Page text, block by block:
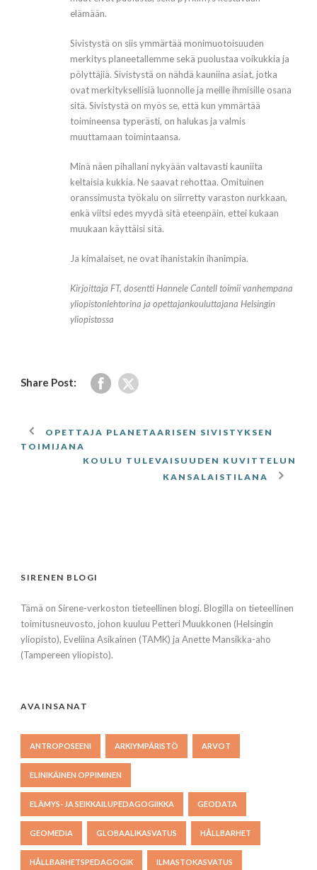
elämään.
Sivistystä on siis ymmärtää monimuotoisuuden
merkitys planeetallemme sekä puolustaa voikukkia ja
pölyttäjiä. Sivistystä on nähdä kauniina asiat, jotka
ovat merkityksellisiä luonnolle ja meille ihmisille osana
sitä. Sivistystä on myös se, että kun ymmärtää
toimineensa typerästi, on halukas ja valmis
muuttamaan toimintaansa.
Minä näen pihallani nykyään valtavasti kauniita
keltaisia kukkia. Ne saavat rehottaa. Omituinen
oranssimusta työkalu on siirretty varaston nurkkaan,
enkä viitsi edes myydä sitä eteenpäin, ettei kukaan
muukaan käyttäisi sitä.
Ja kimalaiset, ne ovat ihanistakin ihanimpia.
Kirjoittaja FT, dosentti Hannele Cantell toimii vanhempana
yliopistonlehtorina ja opettajankouluttajana Helsingin
yliopistossa
Share Post:
OPETTAJA PLANETAARISEN SIVISTYKSEN
TOIMIJANA
KOULU TULEVAISUUDEN KUVITTELUN
KANSALAISTILANA
SIRENEN BLOGI
Tämä on Sirene-verkoston tieteellinen blogi. Blogilla on tieteellinen
toimitusneuvosto, johon kuuluu Petteri Muukkonen (Helsingin
yliopisto), Eveliina Asikainen (TAMK) ja Anette Mansikka-aho
(Tampereen yliopisto).
AVAINSANAT
ANTROPOSEENI ARKIYMPÄRISTÖ ARVOT
ELINIKÄINEN OPPIMINEN
ELÄMYS- JA SEIKKAILUPEDAGOGIIKKA GEODATA
GEOMEDIA GLOBAALIKASVATUS HÅLLBARHET
HÅLLBARHETSPEDAGOGIK ILMASTOKASVATUS